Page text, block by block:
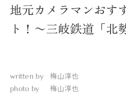
体験・ツアー
おしらせ
地元カメラマンおす
ト！〜三岐鉄道「北
written by 梅山淳也
photo by 梅山淳也